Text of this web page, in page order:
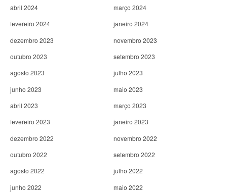
abril 2024
março 2024
fevereiro 2024
janeiro 2024
dezembro 2023
novembro 2023
outubro 2023
setembro 2023
agosto 2023
julho 2023
junho 2023
maio 2023
abril 2023
março 2023
fevereiro 2023
janeiro 2023
dezembro 2022
novembro 2022
outubro 2022
setembro 2022
agosto 2022
julho 2022
junho 2022
maio 2022